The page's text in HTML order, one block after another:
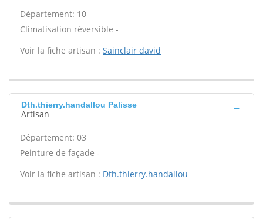
Département: 10
Climatisation réversible -
Voir la fiche artisan : Sainclair david
Dth.thierry.handallou Palisse
Artisan
Département: 03
Peinture de façade -
Voir la fiche artisan : Dth.thierry.handallou